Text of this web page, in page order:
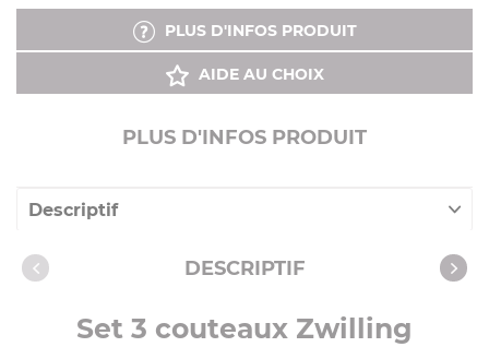
PLUS D'INFOS PRODUIT
AIDE AU CHOIX
PLUS D'INFOS PRODUIT
Descriptif
Caractéristiques DESCRIPTIF
Set 3 couteaux Zwilling